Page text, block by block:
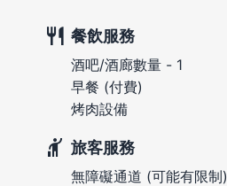
餐飲服務
酒吧/酒廊數量 - 1
早餐 (付費)
烤肉設備
旅客服務
無障礙通道 (可能有限制)